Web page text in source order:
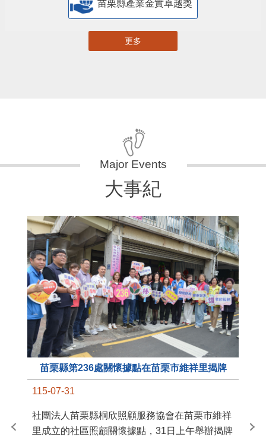
苗栗縣產業金實卓越獎
更多
大事紀
苗栗縣第236處關懷據點在苗栗市維祥里揭牌
115-07-31
社團法人苗栗縣桐欣照顧服務協會在苗栗市維祥
里成立的社區照顧關懷據點，31日上午舉辦揭牌
苗